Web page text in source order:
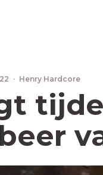
· Henry Hardcore